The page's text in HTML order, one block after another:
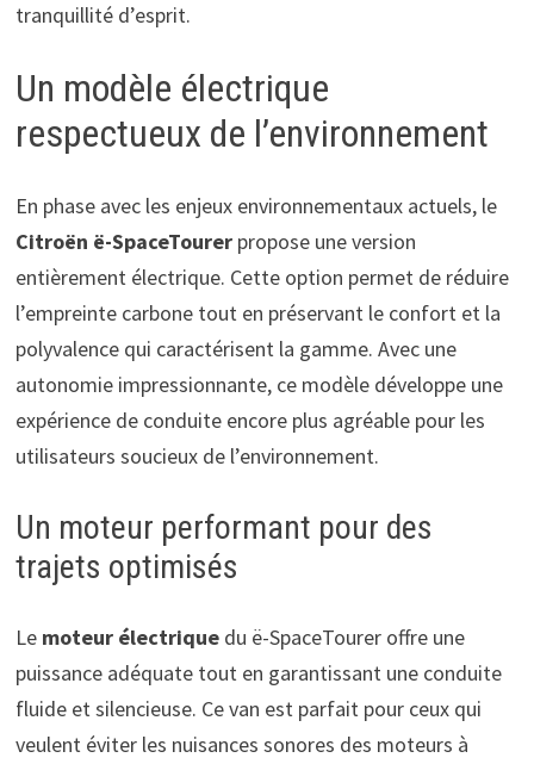
tranquillité d’esprit.
Un modèle électrique
respectueux de l’environnement
En phase avec les enjeux environnementaux actuels, le
Citroën ë-SpaceTourerpropose une version
entièrement électrique. Cette option permet de réduire
l’empreinte carbone tout en préservant le confort et la
polyvalence qui caractérisent la gamme. Avec une
autonomie impressionnante, ce modèle développe une
expérience de conduite encore plus agréable pour les
utilisateurs soucieux de l’environnement.
Un moteur performant pour des
trajets optimisés
Le moteur électriquedu ë-SpaceTourer offre une
puissance adéquate tout en garantissant une conduite
fluide et silencieuse. Ce van est parfait pour ceux qui
veulent éviter les nuisances sonores des moteurs à